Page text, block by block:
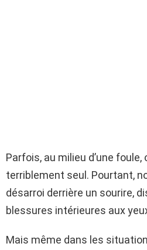
Parfois, au milieu d’une
terriblement seul. Pourtant,
désarroi derrière un sourire,
blessures intérieures aux
Mais même dans les